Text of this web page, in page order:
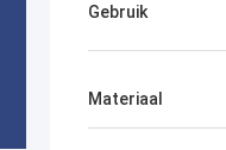
Gebruik
Materiaal